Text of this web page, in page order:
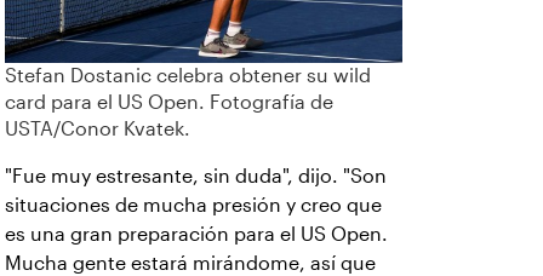
Stefan Dostanic celebra obtener su wild
card para el US Open. Fotografía de
USTA/Conor Kvatek.
"Fue muy estresante, sin duda", dijo. "Son
situaciones de mucha presión y creo que
es una gran preparación para el US Open.
Mucha gente estará mirándome, así que